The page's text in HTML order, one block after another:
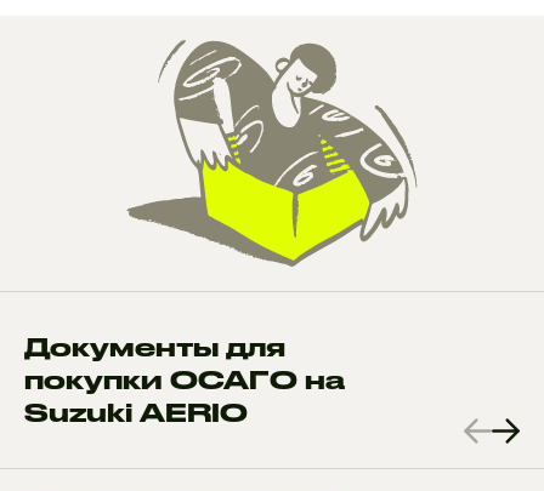
Документы для
покупки ОСАГО на
Suzuki AERIO